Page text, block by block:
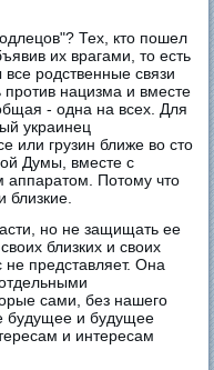
Тех, кто пошел
их врагами, то есть
родственные связи
нацизма и вместе
- одна на всех. Для
украинец
или грузин ближе во сто
Думы, вместе с
аппаратом. Потому что
близкие.
но не защищать ее
близких и своих
представляет. Она
сами, без нашего
будущее и будущее
и интересам